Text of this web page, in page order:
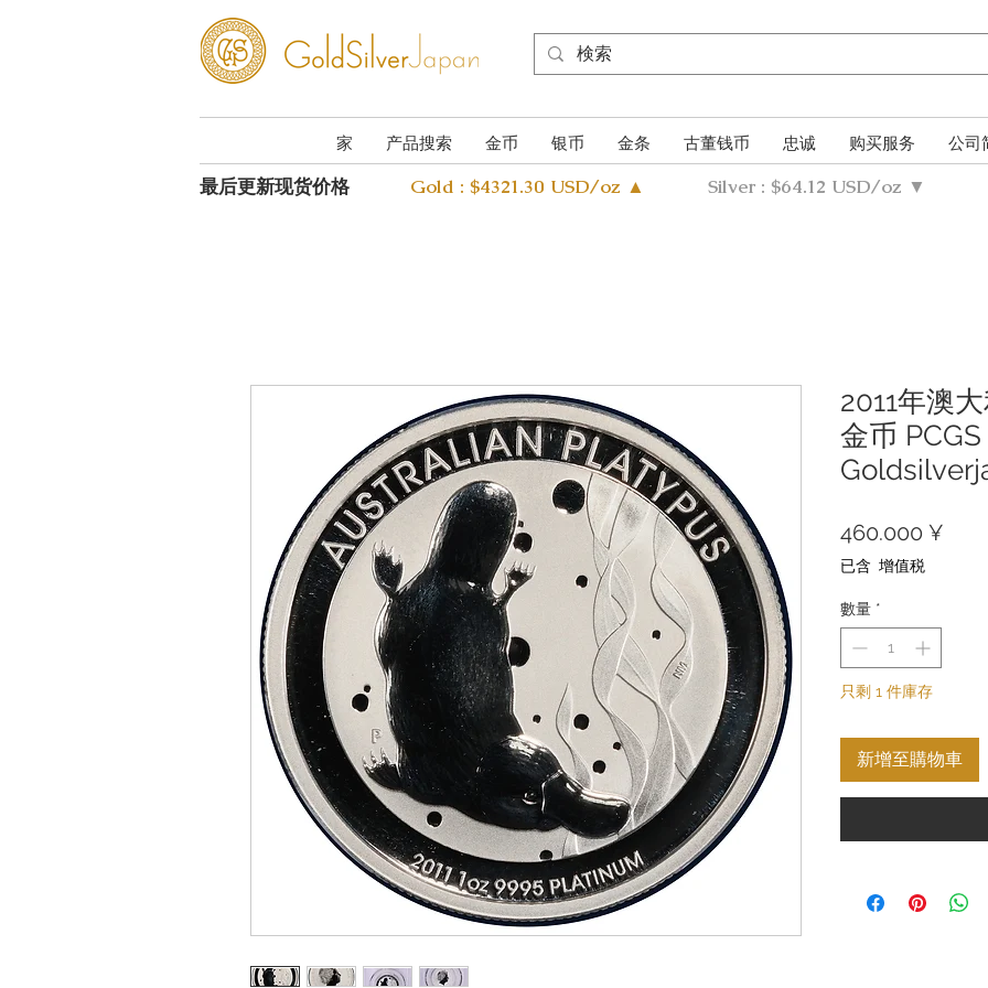
家 产品搜索 金币 银币 金条 古董钱币 忠诚 购买服务 公司
最后更新现货价格 Gold : $4321.30 USD/oz ▲ Silver : $64.12 USD/oz ▼
2011年澳
金币
460.000 ¥
已含 增值税
數量 *
只剩 1 件庫存
新增至購物車